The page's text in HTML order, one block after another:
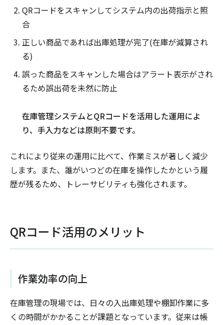
QRコードをスキャンしてシステム内の出荷指示と照
合
正しい商品であれば出庫処理が完了(在庫が減算され
る)
誤った商品をスキャンした場合はアラート表示がされ
るため誤出荷を未然に防止
在庫管理システムとQRコードを活用した運用によ
り、手入力などは原則不要です。
これにより従来の運用に比べて、作業ミスが著しく減少
します。また、誰がいつどの在庫を操作したかという履
歴が残るため、トレーサビリティも強化されます。
QRコード活用のメリット
作業効率の向上
在庫管理の現場では、日々の入出庫処理や棚卸作業に多
くの時間がかかることが課題となっています。従来は帳